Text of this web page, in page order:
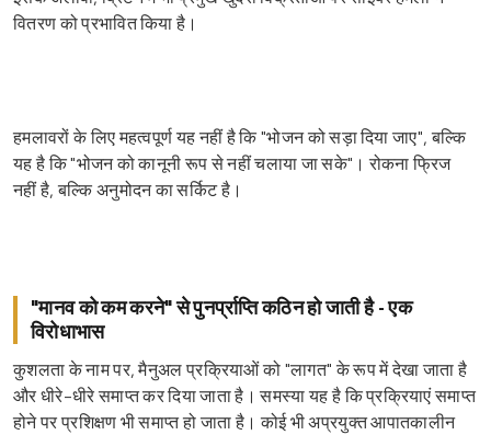
वितरण को प्रभावित किया है।
हमलावरों के लिए महत्वपूर्ण यह नहीं है कि "भोजन को सड़ा दिया जाए", बल्कि
यह है कि "भोजन को कानूनी रूप से नहीं चलाया जा सके"। रोकना फ्रिज
नहीं है, बल्कि अनुमोदन का सर्किट है।
"मानव को कम करने" से पुनर्प्राप्ति कठिन हो जाती है - एक
विरोधाभास
कुशलता के नाम पर, मैनुअल प्रक्रियाओं को "लागत" के रूप में देखा जाता है
और धीरे-धीरे समाप्त कर दिया जाता है। समस्या यह है कि प्रक्रियाएं समाप्त
होने पर प्रशिक्षण भी समाप्त हो जाता है। कोई भी अप्रयुक्त आपातकालीन